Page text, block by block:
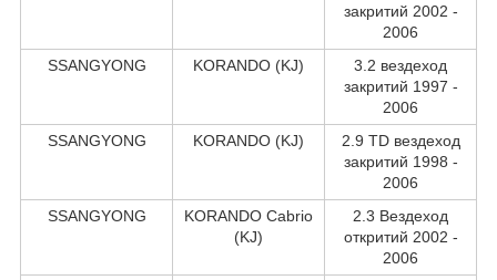
закритий 2002 -
2006
SSANGYONG
KORANDO (KJ)
3.2 вездеход
закритий 1997 -
2006
SSANGYONG
KORANDO (KJ)
2.9 TD вездеход
закритий 1998 -
2006
SSANGYONG
KORANDO Cabrio
(KJ)
2.3 Вездеход
откритий 2002 -
2006